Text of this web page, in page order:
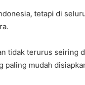
tetapi di
tidak terurus seiring
mudah